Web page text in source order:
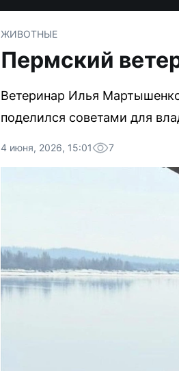
ЖИВОТНЫЕ
Пермский
Ветеринар Илья
поделился советами для
4 июня, 2026, 15:01 7